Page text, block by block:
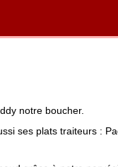
notre boucher.
ses plats traiteurs :